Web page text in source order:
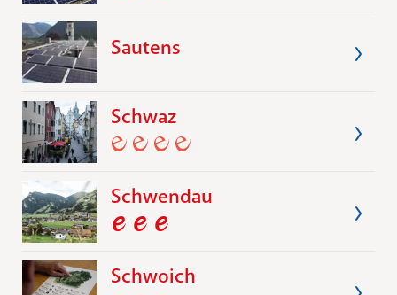
Sautens
Schwaz
Schwendau
Schwoich